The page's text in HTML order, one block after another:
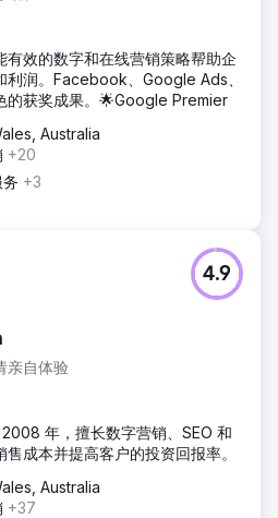
有效的数字和在线营销策略帮助企
利润。Facebook、Google Ads、
的获奖成果。🌟Google Premier
Australia
+20
+3
亲自体验
4.9
年，擅长数字营销、SEO 和
成本并提高客户的投资回报率。
Australia
+37